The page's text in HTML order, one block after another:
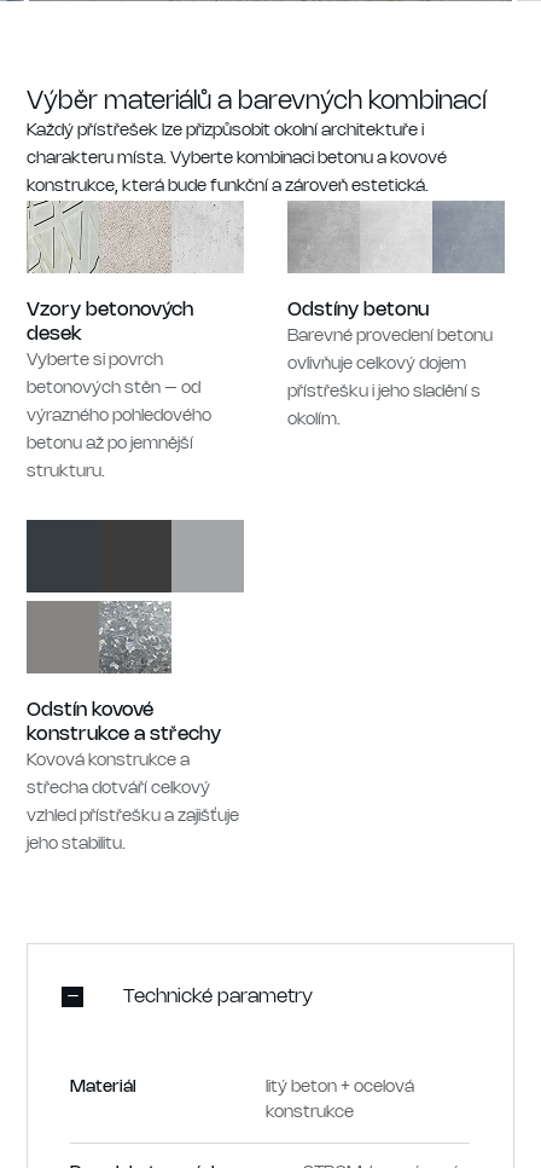
Výběr materiálů a barevných kombinací
Každý přístřešek lze přizpůsobit okolní architektuře i
charakteru místa. Vyberte kombinaci betonu a kovové
konstrukce, která bude funkční a zároveň estetická.
Vzory betonových
desek
Vyberte si povrch
betonových stěn – od
výrazného pohledového
betonu až po jemnější
strukturu.
Odstíny betonu
Barevné provedení betonu
ovlivňuje celkový dojem
přístřešku i jeho sladění s
okolím.
Odstín kovové
konstrukce a střechy
Kovová konstrukce a
střecha dotváří celkový
vzhled přístřešku a zajišťuje
jeho stabilitu.
Technické parametry
Materiál
litý beton + ocelová
konstrukce